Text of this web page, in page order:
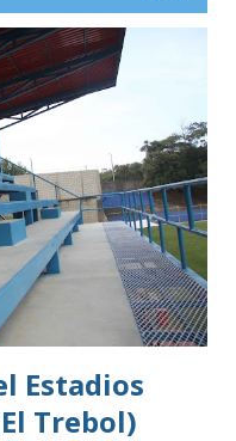
Estadios
Trebol)